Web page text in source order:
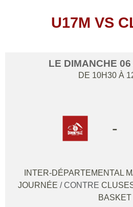
U17M VS
LE DIMANCHE 06
DE 10H30 À
-
INTER-DÉPARTEMENTAL
JOURNÉE / CONTRE
BASKET